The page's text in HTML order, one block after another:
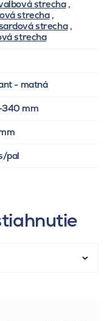
strecha,
strecha,
strecha,
strecha
- matná
mm
pal